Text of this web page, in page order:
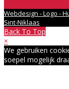
Webdesign - Logo -
Sint-Niklaas
Back To Top
×
We gebruiken
soepel mogelijk